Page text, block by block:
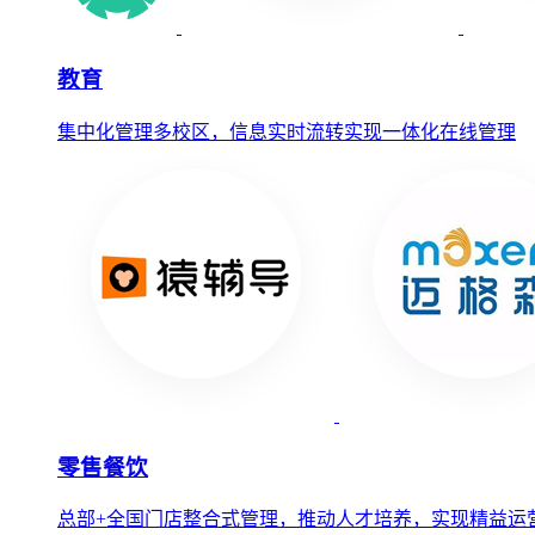
教育
集中化管理多校区，信息实时流转实现一体化在线管理
零售餐饮
总部+全国门店整合式管理，推动人才培养，实现精益运